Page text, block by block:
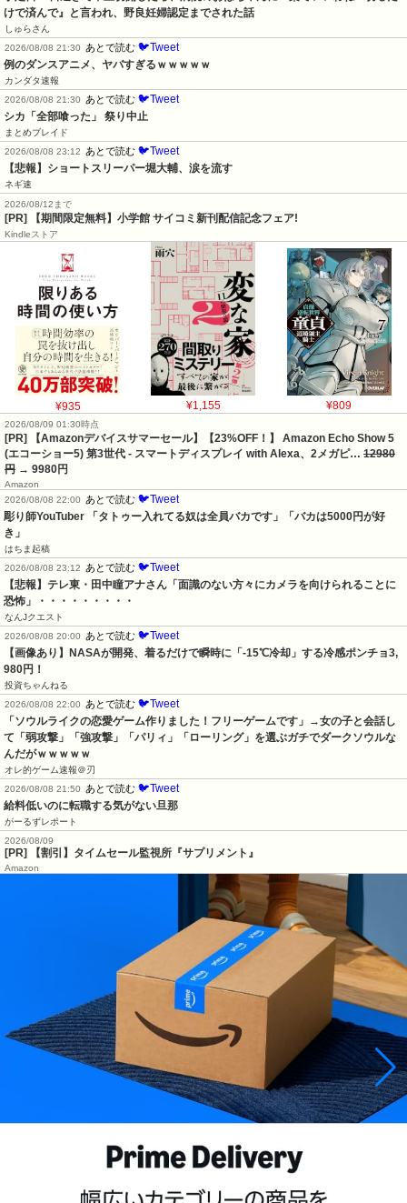
けで済んで』と言われ、野良妊婦認定までされた話
しゅらさん
2026/08/08 21:30
あとで読む 🐦Tweet
例のダンスアニメ、ヤバすぎるｗｗｗｗｗ
カンダタ速報
2026/08/08 21:30
あとで読む 🐦Tweet
シカ「全部喰った」 祭り中止
まとめブレイド
2026/08/08 23:12
あとで読む 🐦Tweet
【悲報】ショートスリーパー堀大輔、涙を流す
ネギ速
2026/08/12まで
[PR] 【期間限定無料】小学館 サイコミ新刊配信記念フェア!
Kindleストア
¥935 ¥1,155 ¥809
2026/08/09 01:30時点
[PR] 【Amazonデバイスサマーセール】【23%OFF！】 Amazon Echo Show 5
(エコーショー5) 第3世代 - スマートディスプレイ with Alexa、2メガピ… 12980
円 → 9980円
Amazon
2026/08/08 22:00
あとで読む 🐦Tweet
彫り師YouTuber 「タトゥー入れてる奴は全員バカです」「バカは5000円が好
き」
はちま起稿
2026/08/08 23:12
あとで読む 🐦Tweet
【悲報】テレ東・田中瞳アナさん「面識のない方々にカメラを向けられることに
恐怖」・・・・・・・・・
なんJクエスト
2026/08/08 20:00
あとで読む 🐦Tweet
【画像あり】NASAが開発、着るだけで瞬時に「-15℃冷却」する冷感ポンチョ3,
980円！
投資ちゃんねる
2026/08/08 22:00
あとで読む 🐦Tweet
「ソウルライクの恋愛ゲーム作りました！フリーゲームです」→女の子と会話し
て「弱攻撃」「強攻撃」「パリィ」「ローリング」を選ぶガチでダークソウルな
んだがｗｗｗｗｗ
オレ的ゲーム速報＠刃
2026/08/08 21:50
あとで読む 🐦Tweet
給料低いのに転職する気がない旦那
がーるずレポート
2026/08/09
[PR] 【割引】タイムセール監視所『サプリメント』
Amazon